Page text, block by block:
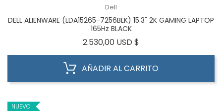
Dell
DELL ALIENWARE (LDA15265-7256BLK) 15.3" 2K GAMING LAPTOP
165Hz BLACK
2.530,00 USD $
AÑADIR AL CARRITO
NUEVO